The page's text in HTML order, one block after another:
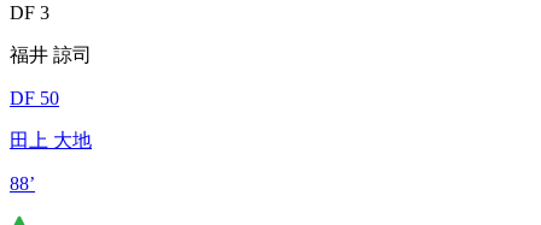
DF 3
福井 諒司
DF 50
田上 大地
88’